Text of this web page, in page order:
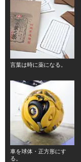
言葉は時に薬になる。
車を球体・正方形にす
る。